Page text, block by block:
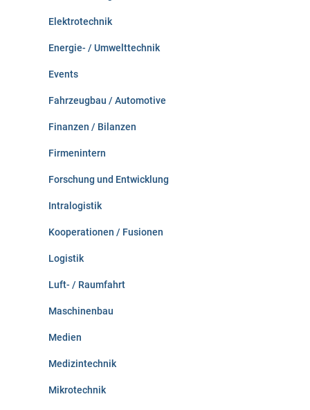
Elektrotechnik
Energie- / Umwelttechnik
Events
Fahrzeugbau / Automotive
Finanzen / Bilanzen
Firmenintern
Forschung und Entwicklung
Intralogistik
Kooperationen / Fusionen
Logistik
Luft- / Raumfahrt
Maschinenbau
Medien
Medizintechnik
Mikrotechnik